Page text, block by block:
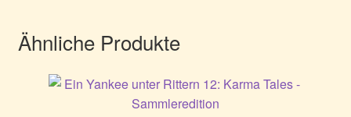
Ähnliche Produkte